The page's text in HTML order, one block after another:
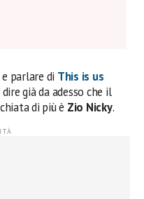
parlare di This is us
già da adesso che il
di più è Zio Nicky.